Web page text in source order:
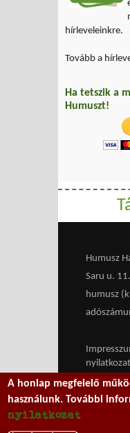
hírleveleinkre.
Tovább a
Ha tetszik a
Humuszt!
Humusz
Saru u.
humusz
nyilatkozat
A honlap megfelelő
használunk. További
nyilatkozat